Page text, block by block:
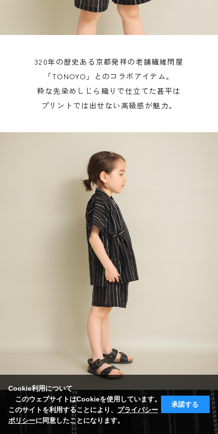
320年の歴史ある京都発祥の老舗繊維問屋
「TONOYO」とのコラボアイテム。
粋な先染めしじら織りで仕立てた甚平は
プリントでは出せない高級感が魅力。
Cookie利用について
このウェブサイトはCookieを使用しています。
このサイトを利用することにより、 プライバシー
ポリシーに同意したことになります。
承諾する